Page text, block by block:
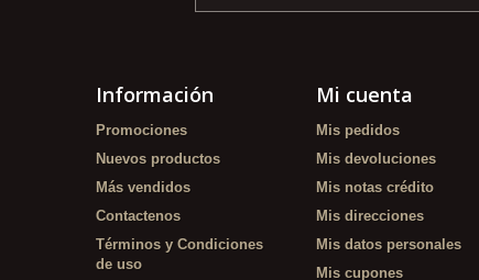
Información
Promociones
Nuevos productos
Más vendidos
Contactenos
Términos y Condiciones
de uso
Mi cuenta
Mis pedidos
Mis devoluciones
Mis notas crédito
Mis direcciones
Mis datos personales
Mis cupones